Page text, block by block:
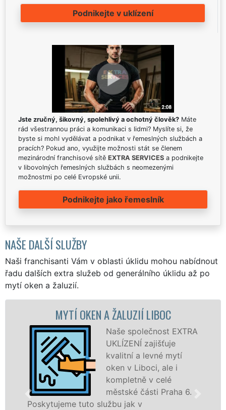
Podnikejte v uklízení
Jste zručný, šikovný, spolehlivý a ochotný člověk? Máte
rád všestrannou práci a komunikaci s lidmi? Myslíte si, že
byste si mohl vydělávat a podnikat v řemeslných službách a
pracích? Pokud ano, využijte možnosti stát se členem
mezinárodní franchisové sítě EXTRA SERVICES a podnikejte
v libovolných řemeslných službách s neomezenými
možnostmi po celé Evropské unii.
Podnikejte jako řemeslník
NAŠE DALŠÍ SLUŽBY
Naši franchisanti Vám v oblasti úklidu mohou nabídnout
řadu dalších extra služeb od generálního úklidu až po
mytí oken a žaluzií.
OKEN A ŽALUZIÍ LIBOC
Naše společnost EXTRA
UKLÍZENÍ zajišťuje
kvalitní a levné mytí
oken v Liboci, ale i
kompletně v celé
městské části Praha 6.
tuto službu jak v